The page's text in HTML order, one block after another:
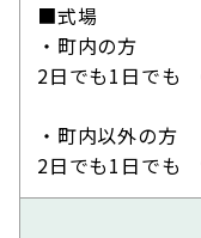
■式場
・町内の方
2日でも1日でも
・町内以外の方
2日でも1日でも